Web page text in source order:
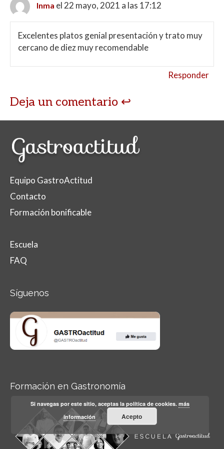
Inma el 22 mayo, 2021 a las 17:12
Excelentes platos genial presentación y trato muy
cercano de diez muy recomendable
Responder
Deja un comentario
Equipo GastroActitud
Contacto
Formación bonificable
Escuela
FAQ
Síguenos
Formación en Gastronomía
Si navegas por este sitio, aceptas la política de cookies.más
información
Acepto